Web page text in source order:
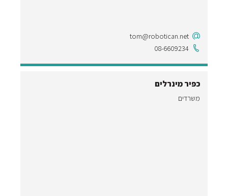
tom@robotican.net
08-6609234
כפיר מינרלים
משרדים